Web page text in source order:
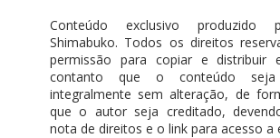
Conteúdo exclusivo produzido
Shimabuko. Todos os direitos
permissão para copiar e distribuir
contanto que o conteúdo seja
integralmente sem alteração, de
que o autor seja creditado,
nota de direitos e o link para acesso a